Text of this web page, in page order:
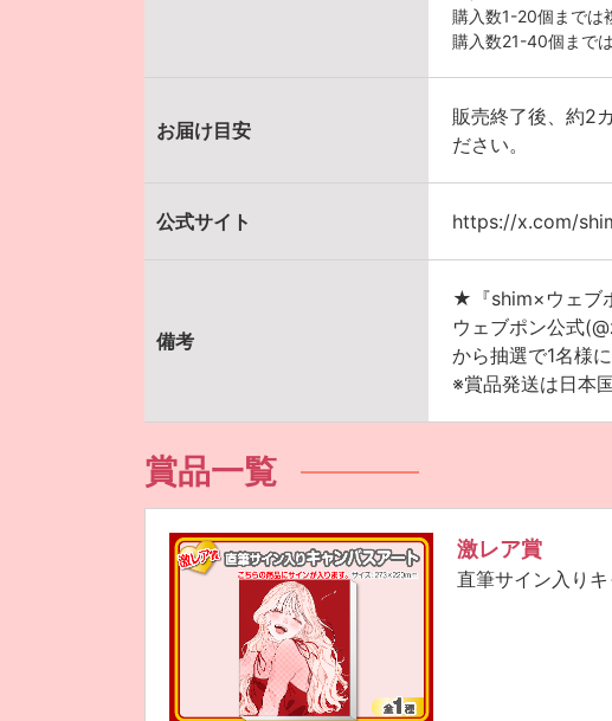
購入数1-20個までは
購入数21-40個まで
お届け目安
販売終了後、約2
ださい。
公式サイト https://x.com/
備考
★『shim×ウェブ
ウェブポン公式
から抽選で1名様
※賞品発送は日本
賞品一覧
激レア賞
直筆サイン入り